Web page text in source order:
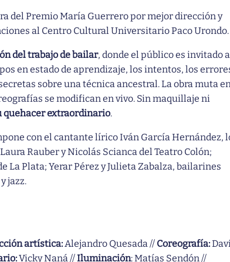
del Premio María Guerrero por mejor dirección y
al Centro Cultural Universitario Paco Urondo.
del trabajo de bailar, donde el público es invitado a
en estado de aprendizaje, los intentos, los
sobre una técnica ancestral. La obra muta
se modifican en vivo. Sin maquillaje ni
quehacer extraordinario.
con el cantante lírico Iván García Hernández,
Rauber y Nicolás Scianca del Teatro Colón;
La Plata; Yerar Pérez y Julieta Zabalza, bailarines
jazz.
artística:Alejandro Quesada //Coreografía:
Vicky Naná //Iluminación: Matías Sendón //